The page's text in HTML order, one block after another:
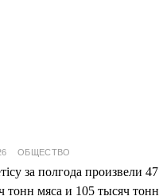
ОБЩЕСТВО
за полгода произвели 47
тонн мяса и 105 тысяч тонн